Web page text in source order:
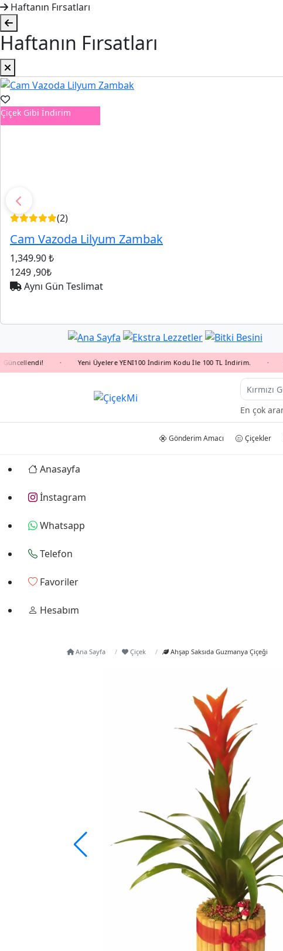
Haftanın Fırsatları
Haftanın Fırsatları
Çiçek Gibi İndirim
(2)
Cam Vazoda Lilyum Zambak
1,349.90 ₺
1249 ,90₺
Aynı Gün Teslimat
• Yeni Üyelere YENI100 İndirim Kodu İle 100 TL İndirim. •
En çok
Gönderim Amacı Çiçekler
Anasayfa
İnstagram
Whatsapp
Telefon
Favoriler
Hesabım
Ana Sayfa Çiçek Ahşap Saksıda Guzmanya Çiçeği